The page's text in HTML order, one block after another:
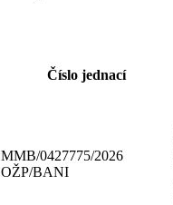
Číslo jednací
MMB/0427775/2026
OŽP/BANI